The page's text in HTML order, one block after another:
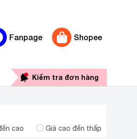
Fanpage Shopee
Kiểm tra đơn hàng
cao Giá cao đến thấp